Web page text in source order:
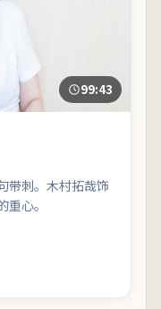
99:43
带刺。木村拓哉饰
心。